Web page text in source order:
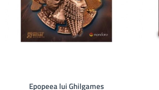
Epopeea lui Ghilgames